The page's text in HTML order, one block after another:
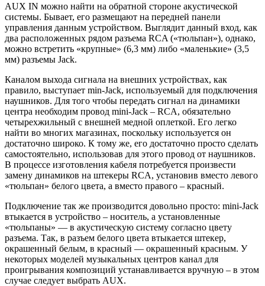
AUX IN можно найти на обратной стороне акустической
системы. Бывает, его размещают на передней панели
управления данным устройством. Выглядит данный вход, как
два расположенных рядом разъема RCA («тюльпан»), однако,
можно встретить «крупные» (6,3 мм) либо «маленькие» (3,5
мм) разъемы Jack.
Каналом выхода сигнала на внешних устройствах, как
правило, выступает min-Jack, используемый для подключения
наушников. Для того чтобы передать сигнал на динамики
центра необходим провод mini-Jack – RCA, обязательно
четырехжильный с внешней медной оплеткой. Его легко
найти во многих магазинах, поскольку используется он
достаточно широко. К тому же, его достаточно просто сделать
самостоятельно, использовав для этого провод от наушников.
В процессе изготовления кабеля потребуется произвести
замену динамиков на штекеры RCA, установив вместо левого
«тюльпан» белого цвета, а вместо правого – красный.
Подключение так же производится довольно просто: mini-Jack
втыкается в устройство – носитель, а установленные
«тюльпаны» — в акустическую систему согласно цвету
разъема. Так, в разъем белого цвета втыкается штекер,
окрашенный белым, в красный — окрашенный красным. У
некоторых моделей музыкальных центров канал для
проигрывания композиций устанавливается вручную – в этом
случае следует выбрать AUX.